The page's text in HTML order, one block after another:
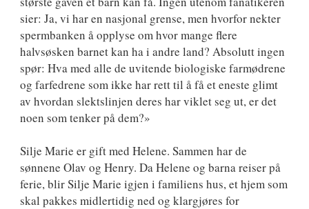
sier: Ja, vi har en nasjonal grense, men hvorfor nekter
spermbanken å opplyse om hvor mange flere
halvsøsken barnet kan ha i andre land? Absolutt ingen
spør: Hva med alle de uvitende biologiske farmødrene
og farfedrene som ikke har rett til å få et eneste glimt
av hvordan slektslinjen deres har viklet seg ut, er det
noen som tenker på dem?»
Silje Marie er gift med Helene. Sammen har de
sønnene Olav og Henry. Da Helene og barna reiser på
ferie, blir Silje Marie igjen i familiens hus, et hjem som
skal pakkes midlertidig ned og klargjøres for